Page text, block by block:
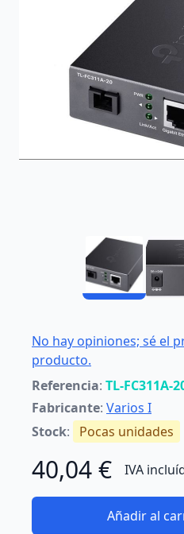
No hay opiniones; sé el
producto.
Referencia: TL-FC311A-
Fabricante: Varios I
Stock: Pocas unidades
40,04 € IVA
Añadir al